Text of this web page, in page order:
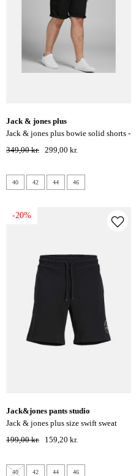
jack & jones plus
jack & jones plus bowie solid shorts -
sort
349,00 kr. 299,00 kr.
40 42 44 46
-20%
jack&jones pants studio
jack & jones plus size swift sweat
shorts - sort
199,00 kr. 159,20 kr.
40 42 44 46